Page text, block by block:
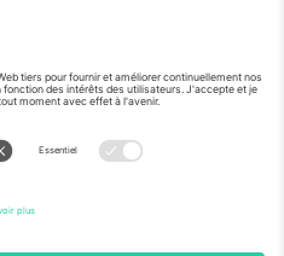
la plateforme peut changer en
de l'événement, les mentions